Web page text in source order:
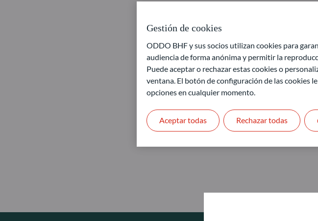
Gestión de cookies
ODDO BHF y sus socios utilizan cookies para
audiencia de forma anónima y permitir la
Puede aceptar o rechazar estas cookies o
ventana. El botón de configuración de las cookies
opciones en cualquier momento.
Rechazar todas
Aceptar todas